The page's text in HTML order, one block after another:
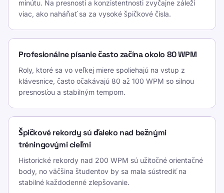
deti (6-11):15
Dospelí (všeobecne): 40
Pracovníci kancelárie:47
Profesionálni pisári:90
Presnosť písania podľa úrovne zručností
Presnosť písania podľa úrovne zručností
85
minútu. Na presnosti a konzistentnosti zvyčajne záleží
viac, ako naháňať sa za vysoké špičkové čísla.
Profesionálne písanie často začína okolo 80 WPM
Roly, ktoré sa vo veľkej miere spoliehajú na vstup z
klávesnice, často očakávajú 80 až 100 WPM so silnou
presnosťou a stabilným tempom.
Špičkové rekordy sú ďaleko nad bežnými
tréningovými cieľmi
Historické rekordy nad 200 WPM sú užitočné orientačné
body, no väčšina študentov by sa mala sústrediť na
stabilné každodenné zlepšovanie.